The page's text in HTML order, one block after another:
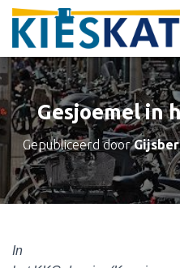
Gesjoemel in
Gepubliceerd door
In